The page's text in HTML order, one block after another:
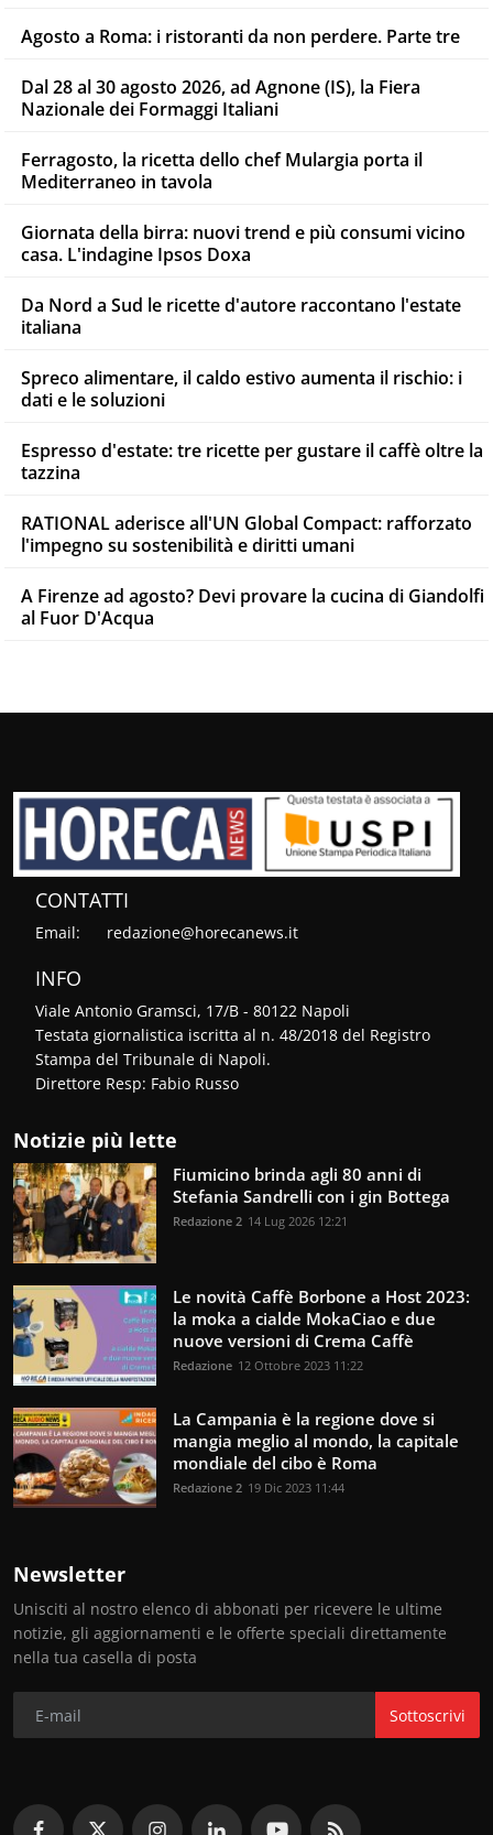
Agosto a Roma: i ristoranti da non perdere. Parte tre
Dal 28 al 30 agosto 2026, ad Agnone (IS), la Fiera
Nazionale dei Formaggi Italiani
Ferragosto, la ricetta dello chef Mulargia porta il
Mediterraneo in tavola
Giornata della birra: nuovi trend e più consumi vicino
casa. L'indagine Ipsos Doxa
Da Nord a Sud le ricette d'autore raccontano l'estate
italiana
Spreco alimentare, il caldo estivo aumenta il rischio: i
dati e le soluzioni
Espresso d'estate: tre ricette per gustare il caffè oltre la
tazzina
RATIONAL aderisce all'UN Global Compact: rafforzato
l'impegno su sostenibilità e diritti umani
A Firenze ad agosto? Devi provare la cucina di Giandolfi
al Fuor D'Acqua
CONTATTI
Email: redazione@horecanews.it
INFO
Viale Antonio Gramsci, 17/B - 80122 Napoli
Testata giornalistica iscritta al n. 48/2018 del Registro
Stampa del Tribunale di Napoli.
Direttore Resp: Fabio Russo
Notizie più lette
Fiumicino brinda agli 80 anni di
Stefania Sandrelli con i gin Bottega
Redazione 2 14 Lug 2026 12:21
Le novità Caffè Borbone a Host 2023:
la moka a cialde MokaCiao e due
nuove versioni di Crema Caffè
Redazione 12 Ottobre 2023 11:22
La Campania è la regione dove si
mangia meglio al mondo, la capitale
mondiale del cibo è Roma
Redazione 2 19 Dic 2023 11:44
Newsletter
Unisciti al nostro elenco di abbonati per ricevere le ultime
notizie, gli aggiornamenti e le offerte speciali direttamente
nella tua casella di posta
Sottoscrivi